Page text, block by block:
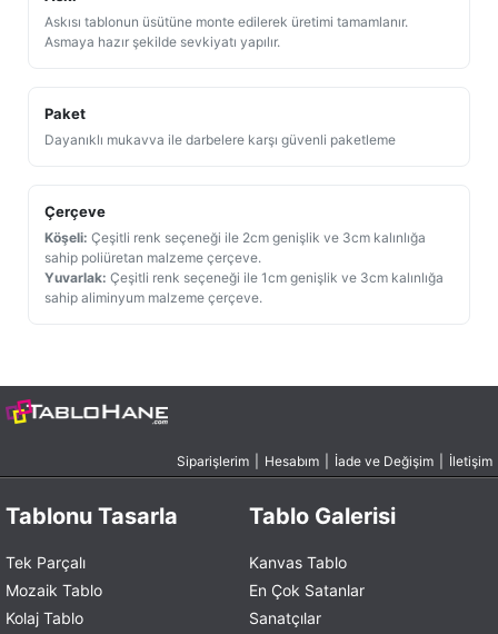
Askısı tablonun üsütüne monte edilerek üretimi tamamlanır.
Asmaya hazır şekilde sevkiyatı yapılır.
Paket
Dayanıklı mukavva ile darbelere karşı güvenli paketleme
Çerçeve
Köşeli: Çeşitli renk seçeneği ile 2cm genişlik ve 3cm kalınlığa
sahip poliüretan malzeme çerçeve.
Yuvarlak: Çeşitli renk seçeneği ile 1cm genişlik ve 3cm kalınlığa
sahip aliminyum malzeme çerçeve.
Siparişlerim Hesabım İade ve Değişim İletişim
Tablonu Tasarla
Tek Parçalı
Mozaik Tablo
Kolaj Tablo
Tablo Galerisi
Kanvas Tablo
En Çok Satanlar
Sanatçılar